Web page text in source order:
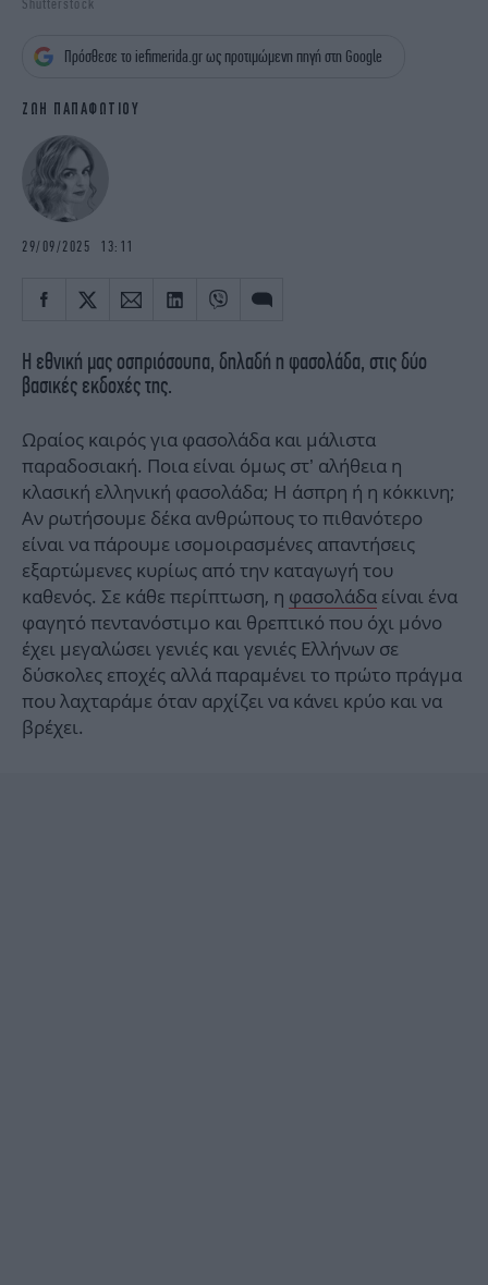
iBOOKS
OSCARS
NEWSLETTER
Shutterstock
Πρόσθεσε το iefimerida.gr ως προτιμώμενη πηγή στη Google
ΖΩΗ ΠΑΠΑΦΩΤΙΟΥ
29/09/2025 13:11
Η εθνική μας οσπριόσουπα, δηλαδή η φασολάδα, στις δύο
βασικές εκδοχές της.
Ωραίος καιρός για φασολάδα και μάλιστα
παραδοσιακή. Ποια είναι όμως στ’ αλήθεια η
κλασική ελληνική φασολάδα; Η άσπρη ή η κόκκινη;
Αν ρωτήσουμε δέκα ανθρώπους το πιθανότερο
είναι να πάρουμε ισομοιρασμένες απαντήσεις
εξαρτώμενες κυρίως από την καταγωγή του
καθενός. Σε κάθε περίπτωση, η φασολάδα είναι ένα
φαγητό πεντανόστιμο και θρεπτικό που όχι μόνο
έχει μεγαλώσει γενιές και γενιές Ελλήνων σε
δύσκολες εποχές αλλά παραμένει το πρώτο πράγμα
που λαχταράμε όταν αρχίζει να κάνει κρύο και να
βρέχει.